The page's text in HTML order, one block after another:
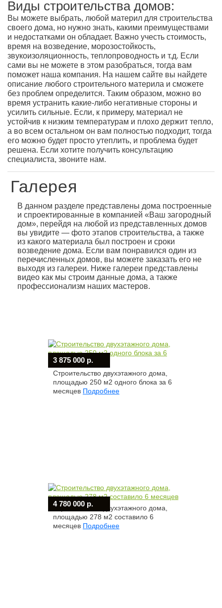
Виды строительства домов:
Вы можете выбрать, любой материл для строительства
своего дома, но нужно знать, какими преимуществами
и недостатками он обладает. Важно учесть стоимость,
время на возведение, морозостойкость,
звукоизоляционность, теплопроводность и т.д. Если
сами вы не можете в этом разобраться, тогда вам
поможет наша компания. На нашем сайте вы найдете
описание любого строительного материла и сможете
без проблем определится. Таким образом, можно во
время устранить какие-либо негативные стороны и
усилить сильные. Если, к примеру, материал не
устойчив к низким температурам и плохо держит тепло,
а во всем остальном он вам полностью подходит, тогда
его можно будет просто утеплить, и проблема будет
решена. Если хотите получить консультацию
специалиста, звоните нам.
Галерея
В данном разделе представлены дома построенные
и спроектированные в компанией «Ваш загородный
дом», перейдя на любой из представленных домов
вы увидите — фото этапов строительства, а также
из какого материала был построен и сроки
возведение дома. Если вам понравился один из
перечисленных домов, вы можете заказать его не
выходя из галереи. Ниже галереи представлены
видео как мы строим данные дома, а также
профессионализм наших мастеров.
3 875 000 р.
Строительство двухэтажного дома,
площадью 250 м2 одного блока за 6
месяцев Подробнее
4 780 000 р.
Строительство двухэтажного дома,
площадью 278 м2 составило 6
месяцев Подробнее